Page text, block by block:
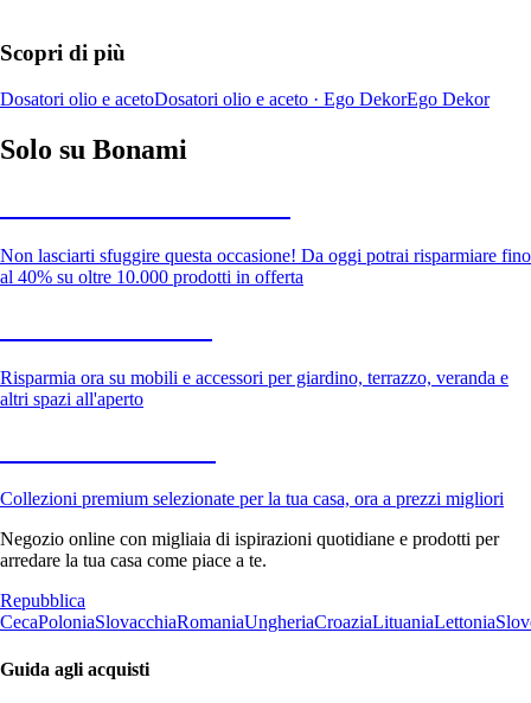
Scopri di più
Dosatori olio e acetoDosatori olio e aceto · Ego DekorEgo Dekor
Solo su Bonami
Non lasciarti sfuggire questa occasione! Da oggi potrai risparmiare fino
al 40% su oltre 10.000 prodotti in offerta
Risparmia ora su mobili e accessori per giardino, terrazzo, veranda e
altri spazi all'aperto
Collezioni premium selezionate per la tua casa, ora a prezzi migliori
Negozio online con migliaia di ispirazioni quotidiane e prodotti per
arredare la tua casa come piace a te.
Repubblica
CecaPoloniaSlovacchiaRomaniaUngheriaCroaziaLituaniaLettonia
Guida agli acquisti